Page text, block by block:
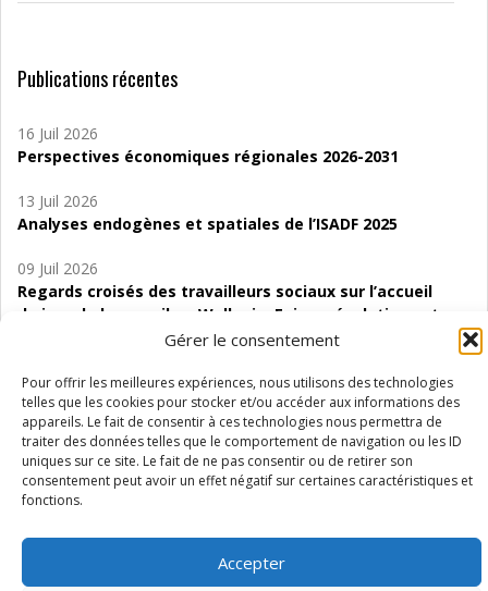
Gérer le consentement
Pour offrir les meilleures expériences, nous utilisons des technologies
telles que les cookies pour stocker et/ou accéder aux informations des
appareils. Le fait de consentir à ces technologies nous permettra de
traiter des données telles que le comportement de navigation ou les ID
uniques sur ce site. Le fait de ne pas consentir ou de retirer son
consentement peut avoir un effet négatif sur certaines caractéristiques et
fonctions.
Accepter
Publications récentes
16 Juil 2026
Perspectives économiques régionales 2026-2031
13 Juil 2026
Analyses endogènes et spatiales de l’ISADF 2025
09 Juil 2026
Regards croisés des travailleurs sociaux sur l’accueil
de jour de bas seuil en Wallonie. Enjeux, évolutions et
06 Juil 2026
Étude d’évaluabilité des Structures
d’accompagnement à l’autocréation d’emploi (SAACE)
01 Juil 2026
Pénurie du personnel infirmier :quels indicateurs
Wallonie ?